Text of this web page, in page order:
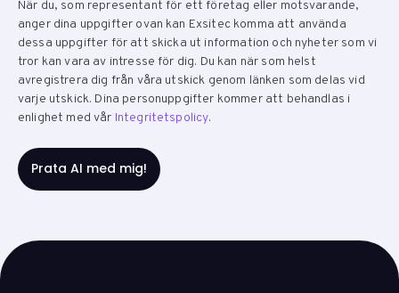
När du, som representant för ett företag eller motsvarande,
anger dina uppgifter ovan kan Exsitec komma att använda
dessa uppgifter för att skicka ut information och nyheter som vi
tror kan vara av intresse för dig. Du kan när som helst
avregistrera dig från våra utskick genom länken som delas vid
varje utskick. Dina personuppgifter kommer att behandlas i
enlighet med vår Integritetspolicy.